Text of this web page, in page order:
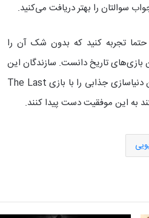
سوالتان را بهتر دریافت می‌کنید.
تجربه کنید که بدون شک آن را
بازی‌های تاریخ دانست. سازندگان این
بازی مجددا سعی کردند که چنین دنیاسازی جذابی را با بازی The Last